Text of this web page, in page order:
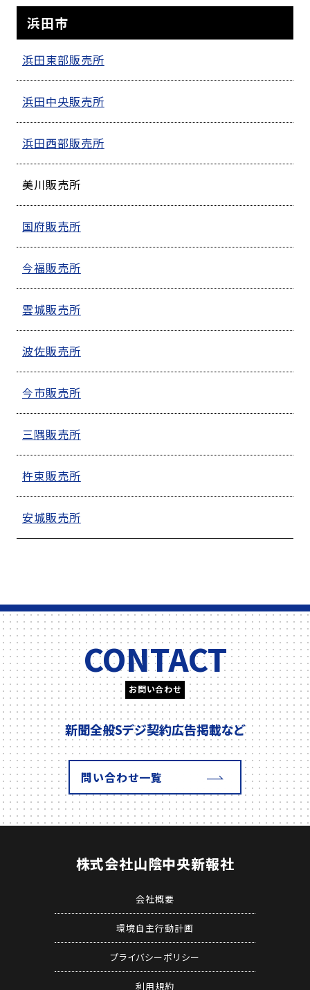
浜田市
浜田東部販売所
浜田中央販売所
浜田西部販売所
美川販売所
国府販売所
今福販売所
雲城販売所
波佐販売所
今市販売所
三隅販売所
杵束販売所
安城販売所
CONTACT
お問い合わせ
新聞全般Sデジ契約広告掲載など
問い合わせ一覧
株式会社山陰中央新報社
会社概要
環境自主行動計画
プライバシーポリシー
利用規約